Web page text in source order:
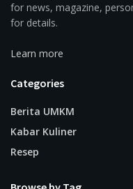
for news, magazine,
for details.
Learn more
Categories
Berita UMKM
Kabar Kuliner
Resep